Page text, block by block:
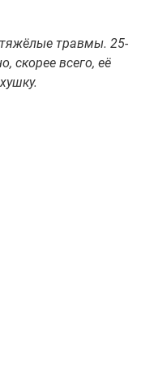
травмы. 25-
скорее всего, её